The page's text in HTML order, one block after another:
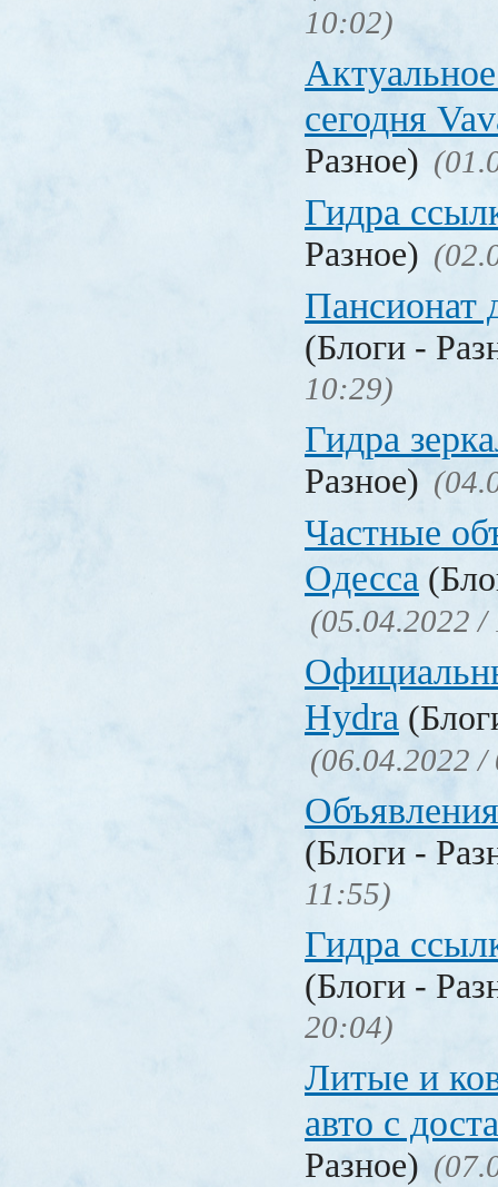
10:02)
сегодня
Разное)
Гидра
Разное)
Пансионат
(Блоги -
10:29)
Гидра
Разное)
Частные
Одесса
(05.04.2022 /
Hydra
(06.04.2022 /
(Блоги -
11:55)
Гидра
(Блоги -
20:04)
Литые и
авто с
Разное)